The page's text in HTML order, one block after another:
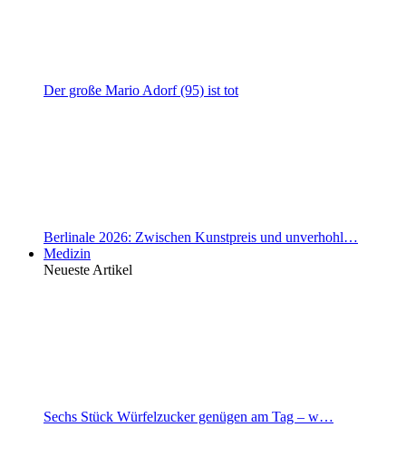
Der große Mario Adorf (95) ist tot
Berlinale 2026: Zwischen Kunstpreis und unverhohl…
Medizin
Neueste Artikel
Sechs Stück Würfelzucker genügen am Tag – w…